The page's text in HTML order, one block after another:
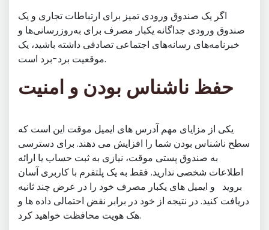
اگر یک صندوق ورودی تمیز برای ارتباطات تجاری و یک
صندوق ورودی جداگانه یکبار مصرف برای به‌روزرسانی‌ها و
خبرنامه‌های رسانه‌های اجتماعی تصادفی داشته باشید، یک
موقعیت برد-برد است.
حفظ ناشناس بودن و امنیت
یکی از مزایای مهم آدرس های ایمیل موقت این است که
سطح ناشناس بودن شما را افزایش می دهند. برای دسترسی
به صندوق پستی موقت، نیازی به ثبت حساب یا ارائه
اطلاعات شخصی ندارید. فقط به یک پلتفرم با کاربری آسان
بروید
و ایمیل های یکبار مصرف خود را در عرض چند ثانیه
دریافت کنید. در نتیجه از خود در برابر نقض احتمالی داده ها و
هک هویت محافظت خواهید کرد.